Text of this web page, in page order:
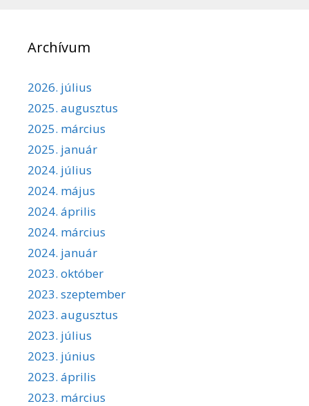
Archívum
2026. július
2025. augusztus
2025. március
2025. január
2024. július
2024. május
2024. április
2024. március
2024. január
2023. október
2023. szeptember
2023. augusztus
2023. július
2023. június
2023. április
2023. március